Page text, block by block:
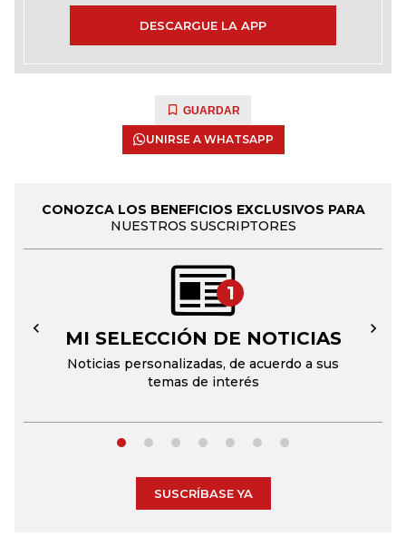
DESCARGUE LA APP
GUARDAR
UNIRSE A WHATSAPP
CONOZCA LOS BENEFICIOS EXCLUSIVOS PARA
NUESTROS SUSCRIPTORES
1
MI SELECCIÓN DE NOTICIAS
Noticias personalizadas, de acuerdo a sus
temas de interés
← →
SUSCRÍBASE YA